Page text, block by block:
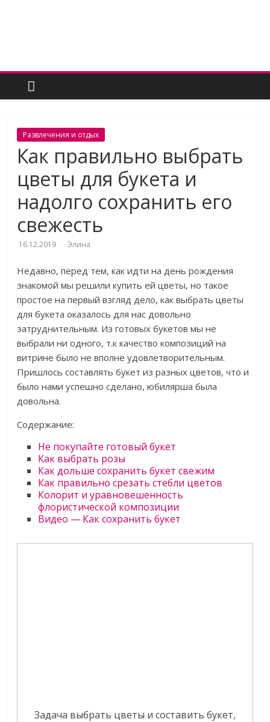
Женский
угодник
Блог
полезных
статей
для
женщин
Развлечения и отдых
Как правильно выбрать
цветы для букета и
надолго сохранить его
свежесть
16.12.2019 Элина
Недавно, перед тем, как идти на день рождения
знакомой мы решили купить ей цветы, но такое
простое на первый взгляд дело, как выбрать цветы
для букета оказалось для нас довольно
затруднительным. Из готовых букетов мы не
выбрали ни одного, т.к качество композиций на
витрине было не вполне удовлетворительным.
Пришлось составлять букет из разных цветов, что и
было нами успешно сделано, юбилярша была
довольна.
Содержание:
Не покупайте готовый букет
Как выбрать розы
Как дольше сохранить букет свежим
Как правильно срезать стебли цветов
Колорит и уравновешенность
флористической композиции
Видео — Как сохранить букет
Задача выбрать цветы и составить букет,